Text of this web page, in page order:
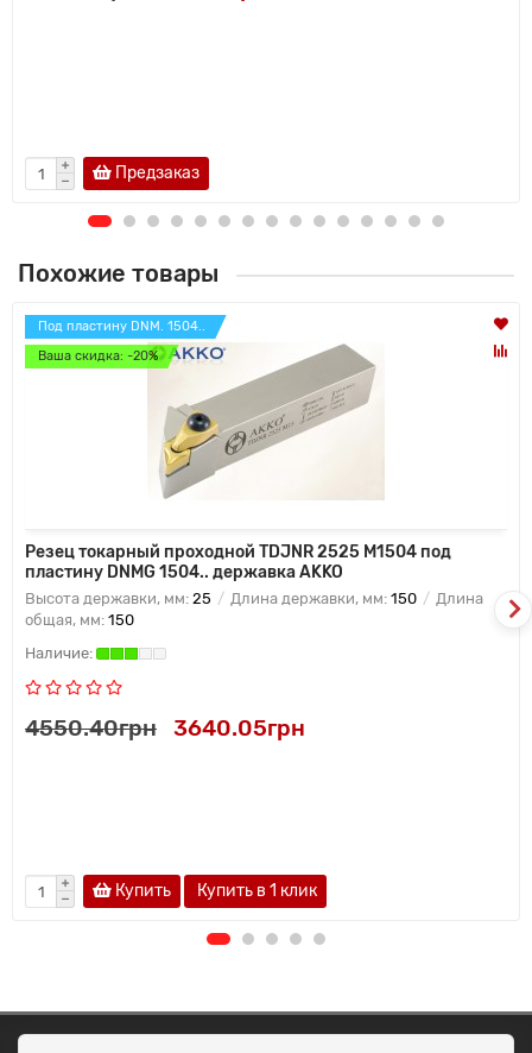
Предзаказ
Похожие товары
Под пластину DNM. 1504..
Ваша скидка: -20%
Резец токарный проходной TDJNR 2525 M1504 под
пластину DNMG 1504.. державка AKKO
Высота державки, мм: 25 Длина державки, мм: 150
Длина
общая, мм: 150
4550.40грн 3640.05грн
Купить Купить в 1 клик
ОКЕАН ТРЕЙД